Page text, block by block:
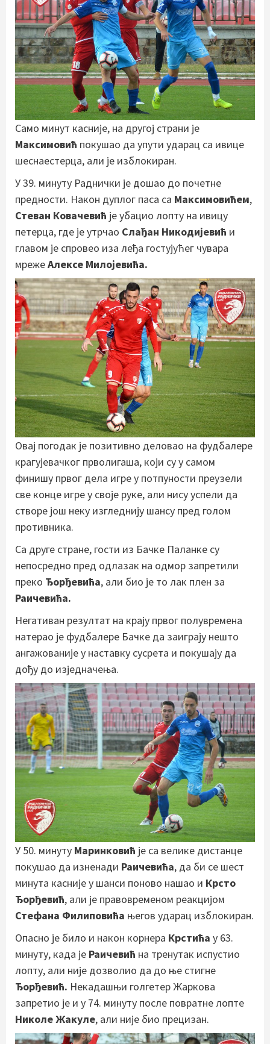
Само минут касније, на другој страни је
Максимовић покушао да упути ударац са ивице
шеснаестерца, али је изблокиран.
У 39. минуту Раднички је дошао до почетне
предности. Након дуплог паса са Максимовићем,
Стеван Ковачевић је убацио лопту на ивицу
петерца, где је утрчао Слађан Никодијевић и
главом је спровео иза леђа гостујућег чувара
мрежеАлексе Милојевића.
Овај погодак је позитивно деловао на фудбалере
крагујевачког прволигаша, који су у самом
финишу првог дела игре у потпуности преузели
све конце игре у своје руке, али нису успели да
створе још неку изгледнију шансу пред голом
противника.
Са друге стране, гости из Бачке Паланке су
непосредно пред одлазак на одмор запретили
преко Ђорђевића, али био је то лак плен за
Раичевића.
Негативан резултат на крају првог полувремена
натерао је фудбалере Бачке да заиграју нешто
ангажованије у наставку сусрета и покушају да
дођу до изједначења.
У 50. минуту Маринковић је са велике дистанце
покушао да изненади Раичевића, да би се шест
минута касније у шанси поново нашао и Крсто
Ђорђевић, али је правовременом реакцијом
Стефана Филиповића његов ударац изблокиран.
Опасно је било и након корнера Крстића у 63.
минуту, када је Раичевић на тренутак испустио
лопту, али није дозволио да до ње стигне
Ђорђевић. Некадашњи голгетер Жаркова
запретио је и у 74. минуту после повратне лопте
Николе Жакуле, али није био прецизан.